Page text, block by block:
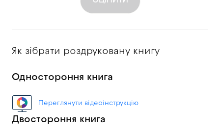
Як зібрати роздруковану книгу
Одностороння книга
Переглянути відеоінструкцію
Двостороння книга